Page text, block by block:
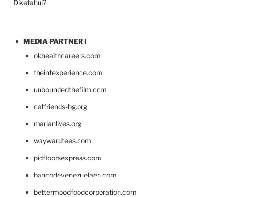
Diketahui?
MEDIA PARTNER I
okhealthcareers.com
theintexperience.com
unboundedthefilm.com
catfriends-bg.org
marianlives.org
waywardtees.com
pidfloorsexpress.com
bancodevenezuelaen.com
bettermoodfoodcorporation.com